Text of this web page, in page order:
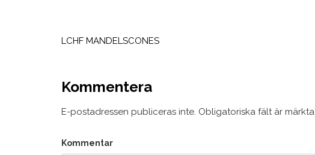
LCHF MANDELSCONES
Kommentera
E-postadressen publiceras inte. Obligatoriska fält är märkta
Kommentar